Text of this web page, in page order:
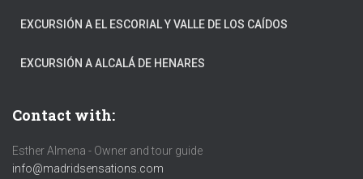
EXCURSIÓN A EL ESCORIAL Y VALLE DE LOS CAÍDOS
EXCURSIÓN A ALCALÁ DE HENARES
Contact with:
Esther Almena - Owner and tour guide
info@madridsensations.com